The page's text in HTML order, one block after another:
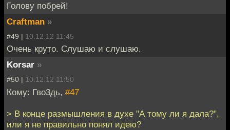
Голову побрей!
Craftman »
#49 | 10.12.12 11:45
Очень круто. Слушаю и слушаю.
Korsar »
#50 | 10.12.12 11:50
Кому: Гво3дь, #47
> В конце размышления в духе "А тому ли я дала?",
или я не правильно понял идею?